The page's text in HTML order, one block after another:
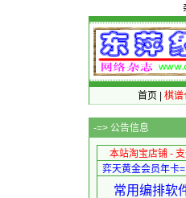
首页 棋谱
-=> 公告信息
本站淘宝店铺 -
弈天黄金会员年卡
常用编排软